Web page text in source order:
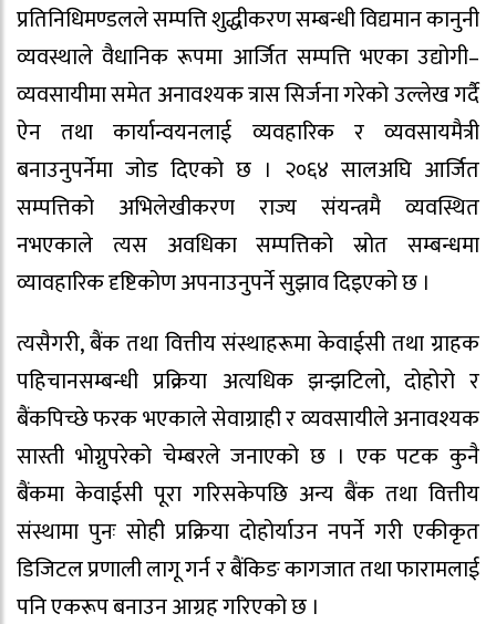
प्रतिनिधिमण्डलले सम्पत्ति शुद्धीकरण सम्बन्धी विद्यमान कानुनी
व्यवस्थाले वैधानिक रूपमा आर्जित सम्पत्ति भएका उद्योगी–
व्यवसायीमा समेत अनावश्यक त्रास सिर्जना गरेको उल्लेख गर्दै
ऐन तथा कार्यान्वयनलाई व्यवहारिक र व्यवसायमैत्री
बनाउनुपर्नेमा जोड दिएको छ । २०६४ सालअघि आर्जित
सम्पत्तिको अभिलेखीकरण राज्य संयन्त्रमै व्यवस्थित
नभएकाले त्यस अवधिका सम्पत्तिको स्रोत सम्बन्धमा
व्यावहारिक दृष्टिकोण अपनाउनुपर्ने सुझाव दिइएको छ ।
त्यसैगरी, बैंक तथा वित्तीय संस्थाहरूमा केवाईसी तथा ग्राहक
पहिचानसम्बन्धी प्रक्रिया अत्यधिक झन्झटिलो, दोहोरो र
बैंकपिच्छे फरक भएकाले सेवाग्राही र व्यवसायीले अनावश्यक
सास्ती भोग्नुपरेको चेम्बरले जनाएको छ । एक पटक कुनै
बैंकमा केवाईसी पूरा गरिसकेपछि अन्य बैंक तथा वित्तीय
संस्थामा पुनः सोही प्रक्रिया दोहोर्याउन नपर्ने गरी एकीकृत
डिजिटल प्रणाली लागू गर्न र बैंकिङ कागजात तथा फारामलाई
पनि एकरूप बनाउन आग्रह गरिएको छ ।